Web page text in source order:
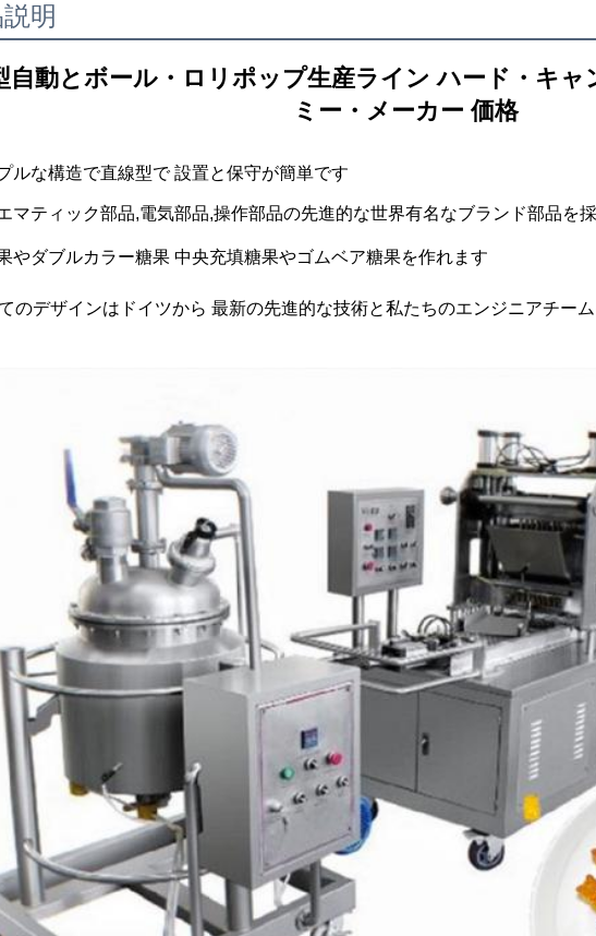
明
自動とボール・ロリポップ生産ライン ハード・キ
ミー・メーカー 価格
ルな構造で直線型で 設置と保守が簡単です
マティック部品,電気部品,操作部品の先進的な世界有名なブランド部品を
やダブルカラー糖果 中央充填糖果やゴムベア糖果を作れます
のデザインはドイツから 最新の先進的な技術と私たちのエンジニアチー